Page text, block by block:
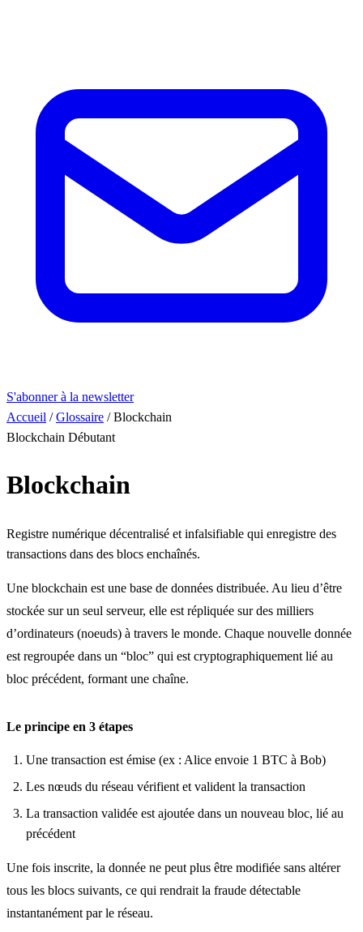
S'abonner à la newsletter
Accueil / Glossaire / Blockchain
Blockchain Débutant
Blockchain
Registre numérique décentralisé et infalsifiable qui enregistre des
transactions dans des blocs enchaînés.
Une blockchain est une base de données distribuée. Au lieu d’être
stockée sur un seul serveur, elle est répliquée sur des milliers
d’ordinateurs (noeuds) à travers le monde. Chaque nouvelle donnée
est regroupée dans un “bloc” qui est cryptographiquement lié au
bloc précédent, formant une chaîne.
Le principe en 3 étapes
Une transaction est émise (ex : Alice envoie 1 BTC à Bob)
Les nœuds du réseau vérifient et valident la transaction
La transaction validée est ajoutée dans un nouveau bloc, lié au
précédent
Une fois inscrite, la donnée ne peut plus être modifiée sans altérer
tous les blocs suivants, ce qui rendrait la fraude détectable
instantanément par le réseau.